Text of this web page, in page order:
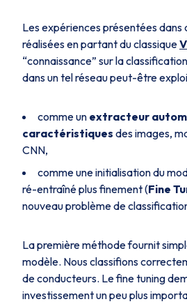
Les expériences présentées
réalisées en partant du classique
“connaissance” sur la
dans un tel réseau peut-être
comme un extracteur
caractéristiques des images,
CNN,
comme une initialisation du
ré-entraîné plus finement (Fine
nouveau problème de
La première méthode fournit
modèle. Nous classifions
de conducteurs. Le fine tuning
investissement un peu plus